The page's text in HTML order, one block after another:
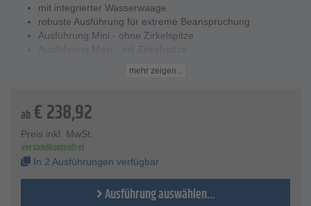
mit integrierter Wasserwaage
robuste Ausführung für extreme Beanspruchung
Ausführung Mini - ohne Zirkelspitze
Messbereich - 180°
mehr zeigen...
ab €238,92
Preis inkl. MwSt.
versandkostenfrei
In 2 Ausführungen verfügbar
Ausführung auswählen...